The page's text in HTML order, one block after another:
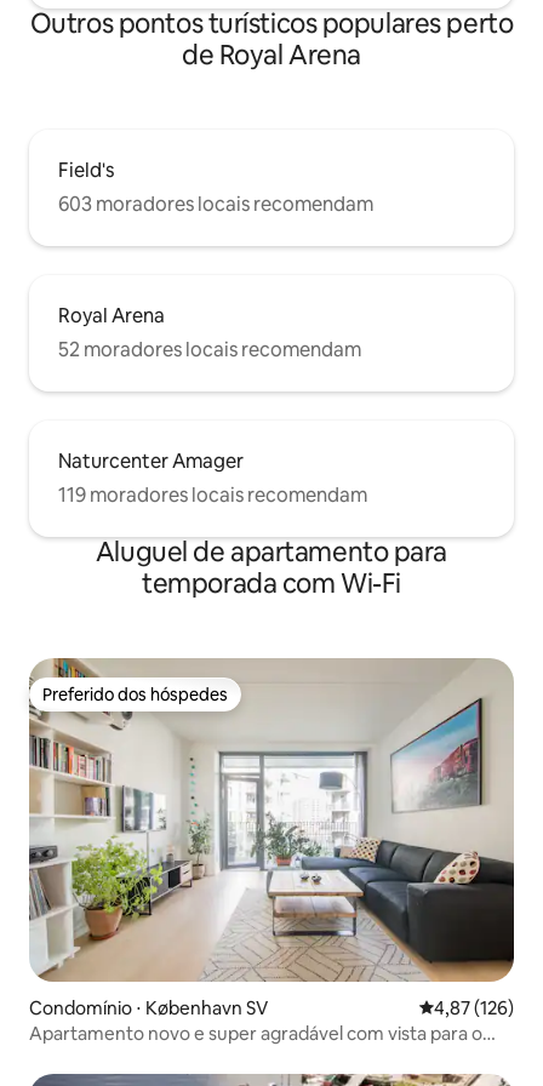
Outros pontos turísticos populares perto
de Royal Arena
Field's
603 moradores locais recomendam
Royal Arena
52 moradores locais recomendam
Naturcenter Amager
119 moradores locais recomendam
Aluguel de apartamento para
temporada com Wi-Fi
Preferido dos hóspedes
Preferido dos hóspedes
Condomínio ⋅ København SV 4,87 de uma
4,87 (126)
Apartamento novo e super agradável com vista para o